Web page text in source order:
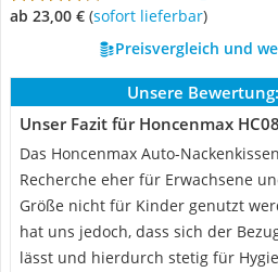
ab 23,00 € ( Sofort lieferbar)
Preisvergleich und
Unsere Bewertung:
Unser Fazit für Honcenmax
Das Honcenmax Auto-
Recherche eher für Erwachsene
Größe nicht für Kinder genutzt
hat uns jedoch, dass sich der
lässt und hierdurch stetig für